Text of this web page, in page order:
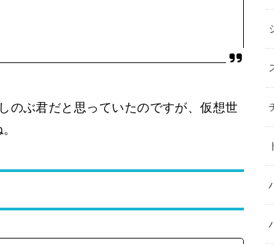
のぶ君だと思っていたのですが、仮想世